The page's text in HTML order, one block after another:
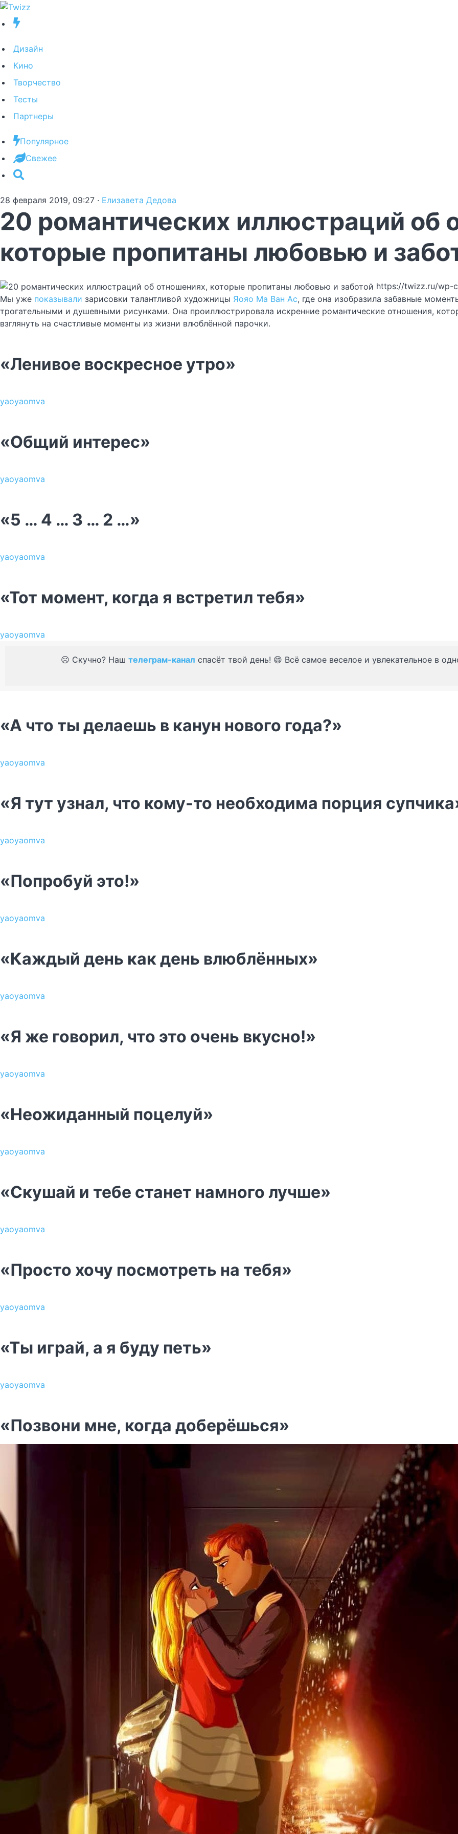
Дизайн
Кино
Творчество
Тесты
Партнеры
Популярное
Свежее
28 февраля 2019, 09:27 · Елизавета Дедова
20 романтических иллюстраций об
которые пропитаны любовью и
https://twizz.ru/wp-
Мы уже показывали зарисовки талантливой художницы Яояо Ма Ван Ас, где она изобразила забавные
трогательными и душевными рисунками. Она проиллюстрировала искренние романтические отношения,
взглянуть на счастливые моменты из жизни влюблённой парочки.
«Ленивое воскресное утро»
yaoyaomva
«Общий интерес»
yaoyaomva
«5 … 4 … 3 … 2 …»
yaoyaomva
«Тот момент, когда я встретил тебя»
yaoyaomva
☹️ Скучно? Наш телеграм-канал спасёт твой день! 😄 Всё самое веселое и увлекательное в
«А что ты делаешь в канун нового года?»
yaoyaomva
«Я тут узнал, что кому-то необходима порция
yaoyaomva
«Попробуй это!»
yaoyaomva
«Каждый день как день влюблённых»
yaoyaomva
«Я же говорил, что это очень вкусно!»
yaoyaomva
«Неожиданный поцелуй»
yaoyaomva
«Скушай и тебе станет намного лучше»
yaoyaomva
«Просто хочу посмотреть на тебя»
yaoyaomva
«Ты играй, а я буду петь»
yaoyaomva
«Позвони мне, когда доберёшься»